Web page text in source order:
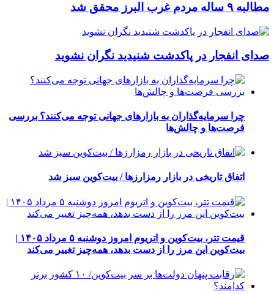
مطالبه ۹ ساله مردم غرب البرز محقق شد
صدای انفجار در پاکدشت شنیدید نگران نشوید
چرا سرمایه‌گذاران به بازارهای جهانی توجه می‌کنند؟ بررسی
فرصت‌ها و چالش‌ها
اتفاق تاریخی در بازار رمزارزها / بیت‌کوین سبز شد
قیمت تتر، بیت‌کوین و اتریوم امروز دوشنبه ۵ مرداد ۱۴۰۵ |
بیت‌کوین این مرز را از دست بدهد، همه‌چیز تغییر می‌کند